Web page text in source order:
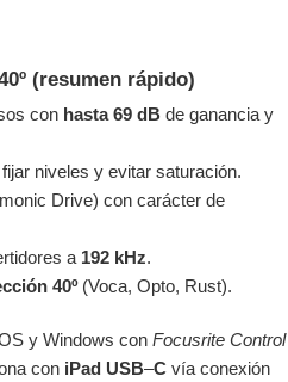
(resumen rápido)
con hasta 69 dB de ganancia y
niveles y evitar saturación.
Drive) con carácter de
a 192 kHz.
40º(Voca, Opto, Rust).
y Windows con Focusrite Control
con iPad USB–C vía conexión